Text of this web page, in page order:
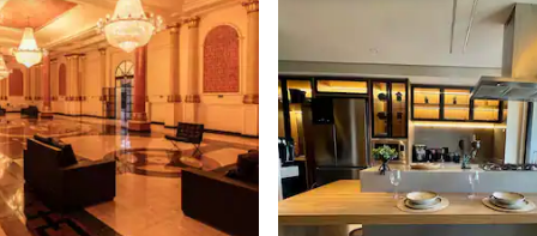
van 4,73 uit 5, 56 recensies